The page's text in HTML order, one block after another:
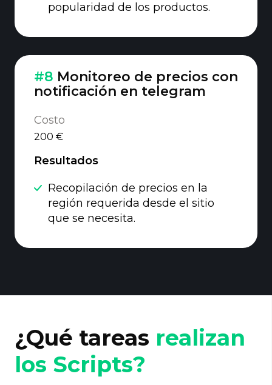
popularidad de los productos.
#8 Monitoreo de precios con
notificación en telegram
Costo
200 €
Resultados
Recopilación de precios en la
región requerida desde el sitio
que se necesita.
¿Qué tareas realizan
los Scripts?